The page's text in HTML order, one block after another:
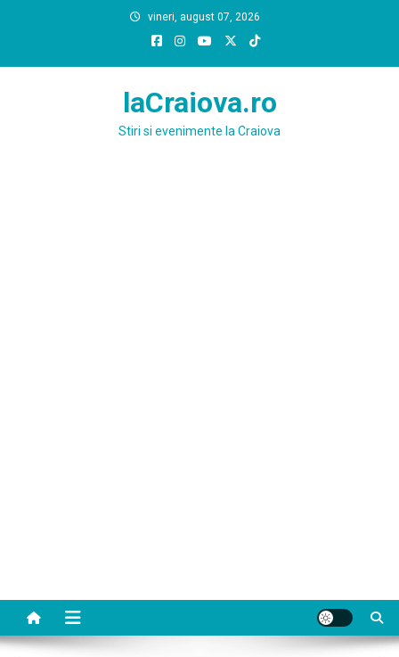
vineri, august 07, 2026
laCraiova.ro
Stiri si evenimente la Craiova